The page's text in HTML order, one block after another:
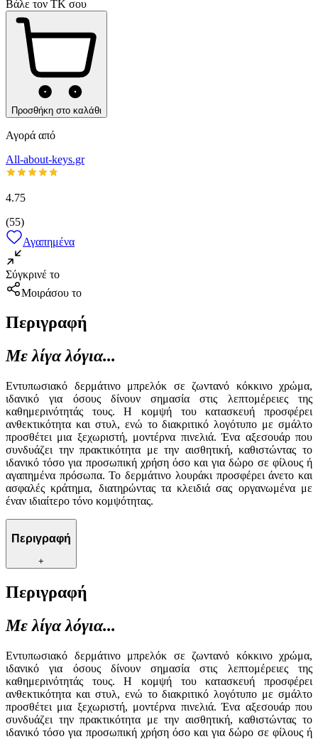
Βάλε τον ΤΚ σου
Προσθήκη στο καλάθι
Αγορά από
All-about-keys.gr
4.75
(55)
Αγαπημένα
Σύγκρινέ το
Μοιράσου το
Περιγραφή
Με λίγα λόγια...
Εντυπωσιακό δερμάτινο μπρελόκ σε ζωντανό κόκκινο χρώμα,
ιδανικό για όσους δίνουν σημασία στις λεπτομέρειες της
καθημερινότητάς τους. Η κομψή του κατασκευή προσφέρει
ανθεκτικότητα και στυλ, ενώ το διακριτικό λογότυπο με σμάλτο
προσθέτει μια ξεχωριστή, μοντέρνα πινελιά. Ένα αξεσουάρ που
συνδυάζει την πρακτικότητα με την αισθητική, καθιστώντας το
ιδανικό τόσο για προσωπική χρήση όσο και για δώρο σε φίλους ή
αγαπημένα πρόσωπα. Το δερμάτινο λουράκι προσφέρει άνετο και
ασφαλές κράτημα, διατηρώντας τα κλειδιά σας οργανωμένα με
έναν ιδιαίτερο τόνο κομψότητας.
Περιγραφή
+
Περιγραφή
Με λίγα λόγια...
Εντυπωσιακό δερμάτινο μπρελόκ σε ζωντανό κόκκινο χρώμα,
ιδανικό για όσους δίνουν σημασία στις λεπτομέρειες της
καθημερινότητάς τους. Η κομψή του κατασκευή προσφέρει
ανθεκτικότητα και στυλ, ενώ το διακριτικό λογότυπο με σμάλτο
προσθέτει μια ξεχωριστή, μοντέρνα πινελιά. Ένα αξεσουάρ που
συνδυάζει την πρακτικότητα με την αισθητική, καθιστώντας το
ιδανικό τόσο για προσωπική χρήση όσο και για δώρο σε φίλους ή